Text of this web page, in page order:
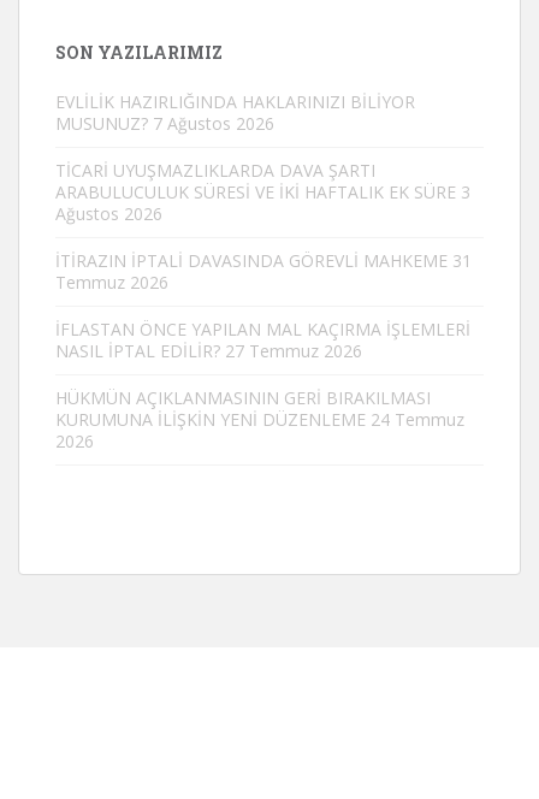
SON YAZILARIMIZ
EVLİLİK HAZIRLIĞINDA HAKLARINIZI BİLİYOR
MUSUNUZ? 7 Ağustos 2026
TİCARİ UYUŞMAZLIKLARDA DAVA ŞARTI
ARABULUCULUK SÜRESİ VE İKİ HAFTALIK EK SÜRE 3
Ağustos 2026
İTİRAZIN İPTALİ DAVASINDA GÖREVLİ MAHKEME 31
Temmuz 2026
İFLASTAN ÖNCE YAPILAN MAL KAÇIRMA İŞLEMLERİ
NASIL İPTAL EDİLİR? 27 Temmuz 2026
HÜKMÜN AÇIKLANMASININ GERİ BIRAKILMASI
KURUMUNA İLİŞKİN YENİ DÜZENLEME 24 Temmuz
2026